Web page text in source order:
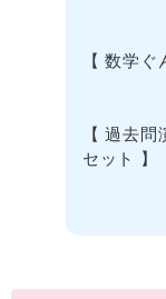
【 数学ぐ
【 過去
セット 】